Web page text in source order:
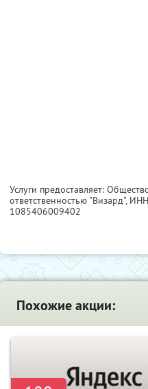
Услуги предоставляет:
ответственностью "Визард",
1085406009402
Похожие акции: